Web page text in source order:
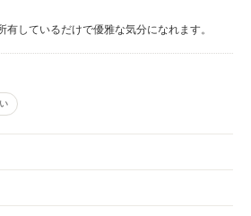
しているだけで優雅な気分になれます。